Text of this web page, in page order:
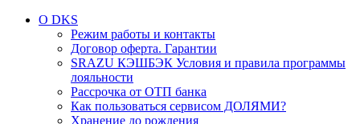
О DKS
Режим работы и контакты
Договор оферта. Гарантии
SRAZU КЭШБЭК Условия и правила программы
лояльности
Рассрочка от ОТП банка
Как пользоваться сервисом ДОЛЯМИ?
Хранение до рождения